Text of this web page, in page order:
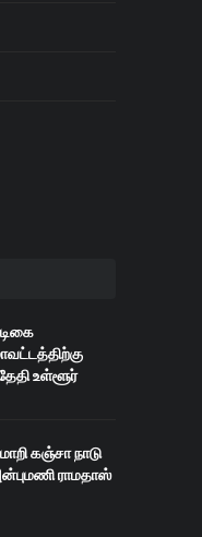
உள்ளூர்
கஞ்சா நாடு
ராமதாஸ்